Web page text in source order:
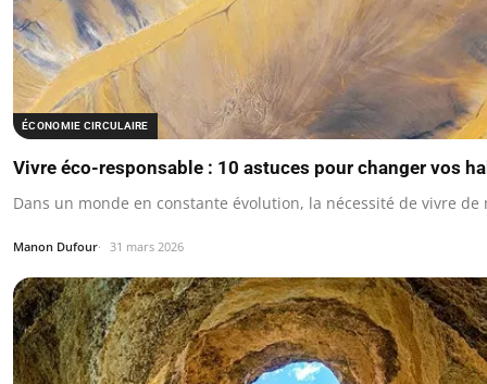
ÉCONOMIE CIRCULAIRE
Vivre éco-responsable : 10 astuces pour changer vos
Dans un monde en constante évolution, la nécessité de vivre
Manon Dufour 31 mars 2026